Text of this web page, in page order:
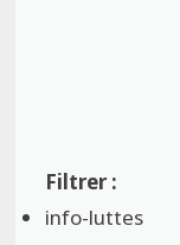
info-luttes